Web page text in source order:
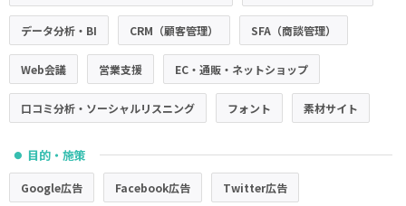
データ分析・BI CRM（顧客管理） SFA（商談管理）
Web会議 営業支援 EC・通販・ネットショップ
口コミ分析・ソーシャルリスニング フォント 素材サイト
● 目的・施策
Google広告 Facebook広告 Twitter広告